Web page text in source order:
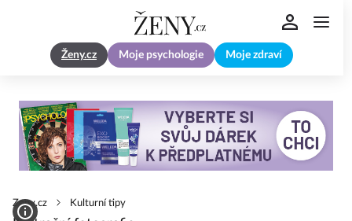
Ženy.cz Moje psychologie Moje zdraví
Zeny.cz Kulturní tipy